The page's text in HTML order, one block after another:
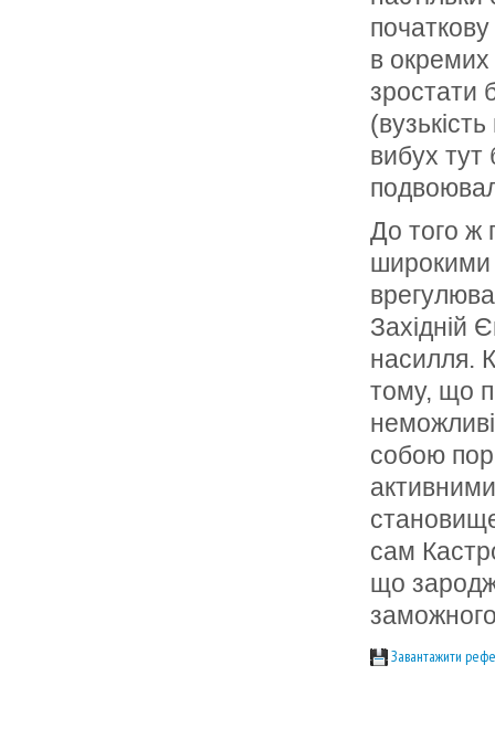
в
зростати
вибух тут
До того ж
широкими
Західній
насилля.
тому, що
собою
сам
що
Завантажити